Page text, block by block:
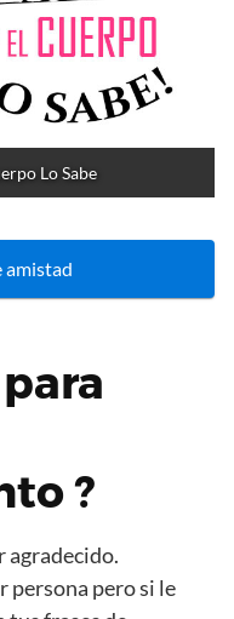
Lo Sabe
amistad
?
agradecido.
persona pero si le